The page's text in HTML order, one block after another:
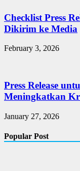
Checklist Press
Dikirim ke Media
February 3, 2026
Press Release
Meningkatkan
January 27, 2026
Popular Post